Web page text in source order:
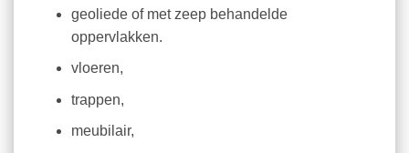
geoliede of met zeep behandelde
oppervlakken.
vloeren,
trappen,
meubilair,